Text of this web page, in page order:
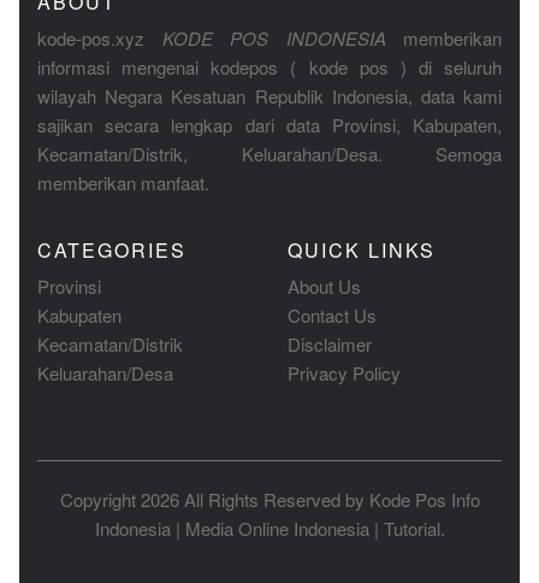
kode-pos.xyz KODE POS INDONESIA memberikan
informasi mengenai kodepos ( kode pos ) di seluruh
wilayah Negara Kesatuan Republik Indonesia, data kami
sajikan secara lengkap dari data Provinsi, Kabupaten,
Kecamatan/Distrik, Keluarahan/Desa. Semoga
memberikan manfaat.
CATEGORIES
Provinsi
Kabupaten
Kecamatan/Distrik
Keluarahan/Desa
QUICK LINKS
About Us
Contact Us
Disclaimer
Privacy Policy
Copyright 2026 All Rights Reserved by Kode Pos Info
Indonesia| Media Online Indonesia| Tutorial.